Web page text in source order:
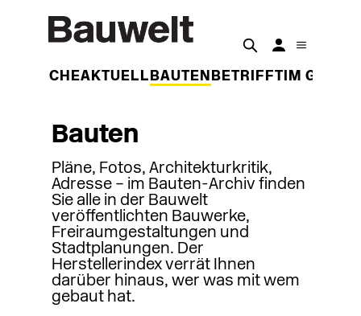
WOCHEAKTUELL BAUTEN BETRIFFT IM
Bauten
Pläne, Fotos, Architekturkritik,
Adresse – im Bauten-Archiv finden
Sie alle in der Bauwelt
veröffentlichten Bauwerke,
Freiraumgestaltungen und
Stadtplanungen. Der
Herstellerindex verrät Ihnen
darüber hinaus, wer was mit wem
gebaut hat.